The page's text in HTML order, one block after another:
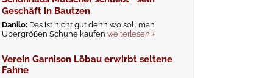
Geschäft in Bautzen
Danilo: Das ist nicht gut denn wo soll man
Übergrößen Schuhe kaufenweiterlesen »
Verein Garnison Löbau erwirbt seltene
Fahne